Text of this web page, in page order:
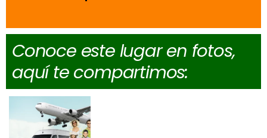
Conoce este lugar en fotos,
aquí te compartimos: